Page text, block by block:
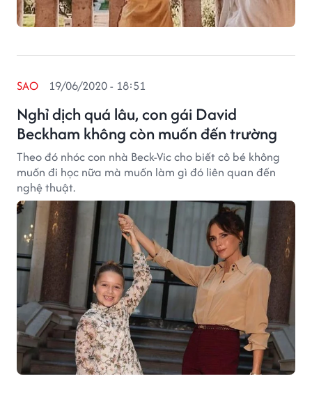
Nghỉ dịch quá lâu, con gái David
Beckham không còn muốn đến trường
SAO 19/06/2020 - 18:51
Theo đó nhóc con nhà Beck-Vic cho biết cô bé không
muốn đi học nữa mà muốn làm gì đó liên quan đến
nghệ thuật.